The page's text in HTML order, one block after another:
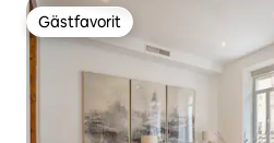
Gästfavorit
Gästfavorit